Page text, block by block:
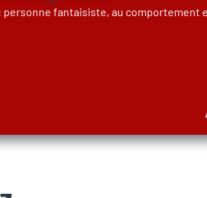
personne fantaisiste, au comportement